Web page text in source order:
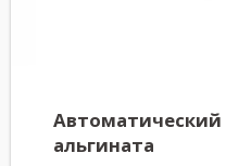
Автоматический
альгината